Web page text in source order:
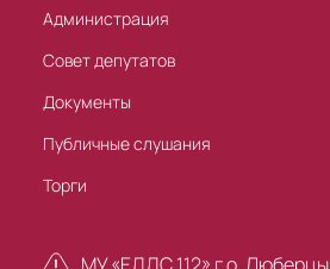
Администрация
Совет депутатов
Документы
Публичные слушания
Торги